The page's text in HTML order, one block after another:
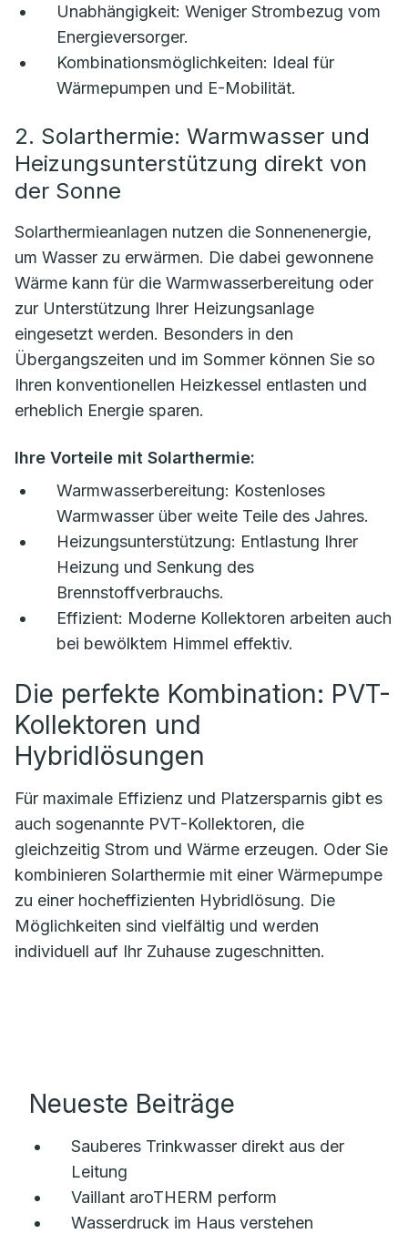
Unabhängigkeit: Weniger Strombezug vom
Energieversorger.
Kombinationsmöglichkeiten: Ideal für
Wärmepumpen und E-Mobilität.
2. Solarthermie: Warmwasser und
Heizungsunterstützung direkt von
der Sonne
Solarthermieanlagen nutzen die Sonnenenergie,
um Wasser zu erwärmen. Die dabei gewonnene
Wärme kann für die Warmwasserbereitung oder
zur Unterstützung Ihrer Heizungsanlage
eingesetzt werden. Besonders in den
Übergangszeiten und im Sommer können Sie so
Ihren konventionellen Heizkessel entlasten und
erheblich Energie sparen.
Ihre Vorteile mit Solarthermie:
Warmwasserbereitung: Kostenloses
Warmwasser über weite Teile des Jahres.
Heizungsunterstützung: Entlastung Ihrer
Heizung und Senkung des
Brennstoffverbrauchs.
Effizient: Moderne Kollektoren arbeiten auch
bei bewölktem Himmel effektiv.
Die perfekte Kombination: PVT-
Kollektoren und
Hybridlösungen
Für maximale Effizienz und Platzersparnis gibt es
auch sogenannte PVT-Kollektoren, die
gleichzeitig Strom und Wärme erzeugen. Oder Sie
kombinieren Solarthermie mit einer Wärmepumpe
zu einer hocheffizienten Hybridlösung. Die
Möglichkeiten sind vielfältig und werden
individuell auf Ihr Zuhause zugeschnitten.
Neueste Beiträge
Sauberes Trinkwasser direkt aus der
Leitung
Vaillant aroTHERM perform
Wasserdruck im Haus verstehen